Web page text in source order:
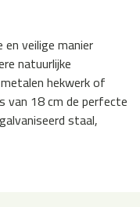
en veilige manier
natuurlijke
hekwerk of
van 18 cm de perfecte
staal,